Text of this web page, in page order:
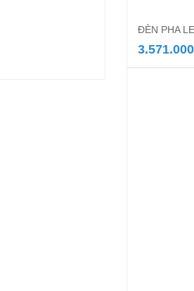
ĐÈN PHA
3.571.000